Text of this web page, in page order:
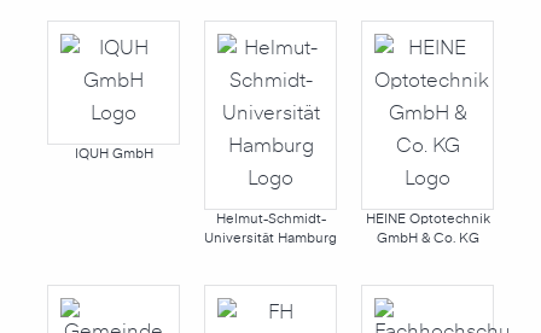
IQUH GmbH
Helmut-Schmidt-
Universität Hamburg
HEINE Optotechnik
GmbH & Co. KG